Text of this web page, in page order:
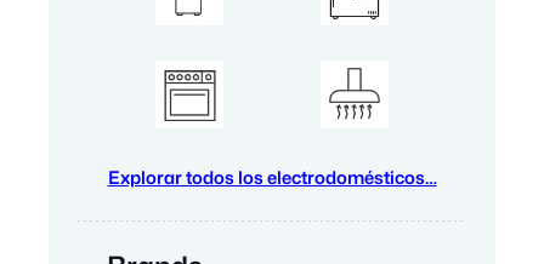
Explorar todos los electrodomésticos…